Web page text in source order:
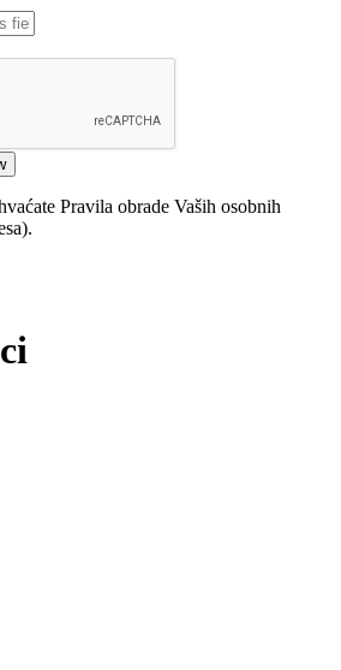
Pravila obrade Vaših osobnih